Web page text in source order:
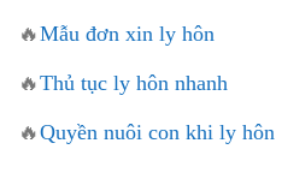
🔥Mẫu đơn xin ly hôn
🔥Thủ tục ly hôn nhanh
🔥Quyền nuôi con khi ly hôn